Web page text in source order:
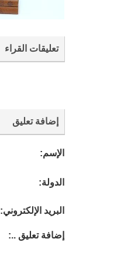
تعليقات القراء
إضافة تعليق
الإسم:
الدولة:
البريد الإلكتروني:
إضافة تعليق ..: